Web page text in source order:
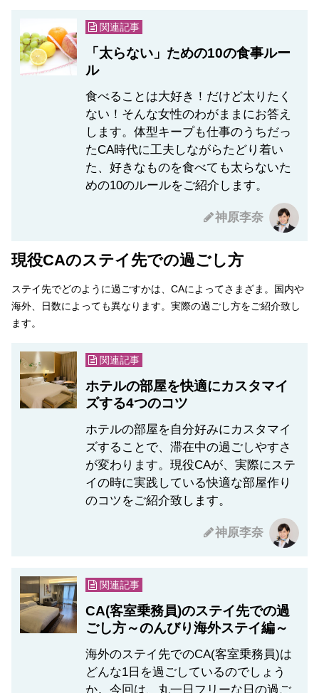
関連記事
「太らない」ための10の食事ルー
ル
食べることは大好き！だけど太りたく
ない！そんな女性のわがままにお答え
します。体型キープも仕事のうちだっ
たCA時代に工夫しながらたどり着い
た、好きなものを食べても太らないた
めの10のルールをご紹介します。
神原李奈
現役CAのステイ先での過ごし方
ステイ先でどのように過ごすかは、CAによってさまざま。国内や
海外、日数によっても異なります。実際の過ごし方をご紹介致し
ます。
関連記事
ホテルの部屋を快適にカスタマイ
ズする4つのコツ
ホテルの部屋を自分好みにカスタマイ
ズすることで、滞在中の過ごしやすさ
が変わります。現役CAが、実際にステ
イの時に実践している快適な部屋作り
のコツをご紹介致します。
神原李奈
関連記事
CA(客室乗務員)のステイ先での過
ごし方～のんびり海外ステイ編～
海外のステイ先でのCA(客室乗務員)は
どんな1日を過ごしているのでしょう
か。今回は、丸一日フリーな日の過ご